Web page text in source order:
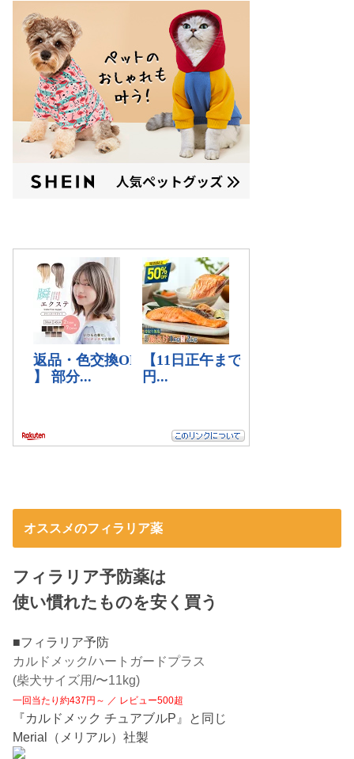
オススメのフィラリア薬
フィラリア予防薬は
使い慣れたものを安く買う
■フィラリア予防
カルドメック/ハートガードプラス
(柴犬サイズ用/〜11kg)
一回当たり約437円～ ／ レビュー500超
『カルドメック チュアブルP』と同じ
Merial（メリアル）社製